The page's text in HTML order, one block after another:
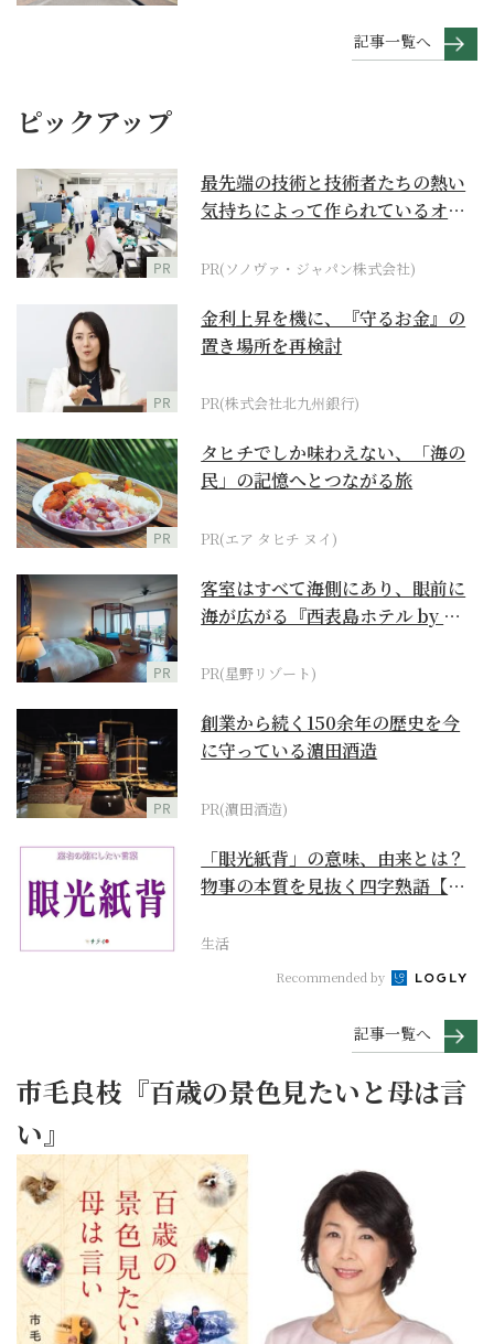
記事一覧へ
ピックアップ
PR
最先端の技術と技術者たちの熱い
気持ちによって作られているオー
PR(ソノヴァ・ジャパン株式会社)
PR
金利上昇を機に、『守るお金』の
置き場所を再検討
PR(株式会社北九州銀行)
PR
タヒチでしか味わえない、「海の
民」の記憶へとつながる旅
PR(エア タヒチ ヌイ)
PR
客室はすべて海側にあり、眼前に
海が広がる『西表島ホテル by 星
PR(星野リゾート)
PR
創業から続く150余年の歴史を今
に守っている濵田酒造
PR(濵田酒造)
「眼光紙背」の意味、由来とは？
物事の本質を見抜く四字熟語【座
生活
Recommended by
記事一覧へ
市毛良枝『百歳の景色見たいと母は言
い』